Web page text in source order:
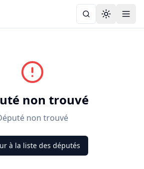
Toggle
non trouvé
non trouvé
à la liste des députés